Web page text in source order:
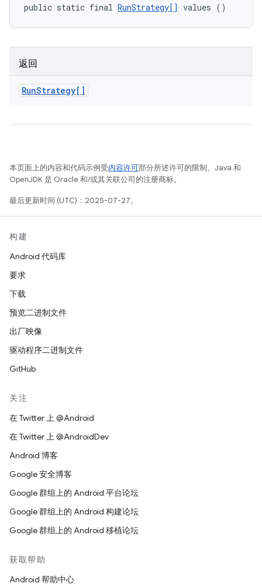
public static final RunStrategy[] values ()
返回
RunStrategy[]
本页面上的内容和代码示例受内容许可部分所述许可的限制。Java 和
OpenJDK 是 Oracle 和/或其关联公司的注册商标。
最后更新时间 (UTC)：2025-07-27。
构建
Android 代码库
要求
下载
预览二进制文件
出厂映像
驱动程序二进制文件
GitHub
关注
在 Twitter 上 @Android
在 Twitter 上 @AndroidDev
Android 博客
Google 安全博客
Google 群组上的 Android 平台论坛
Google 群组上的 Android 构建论坛
Google 群组上的 Android 移植论坛
获取帮助
Android 帮助中心